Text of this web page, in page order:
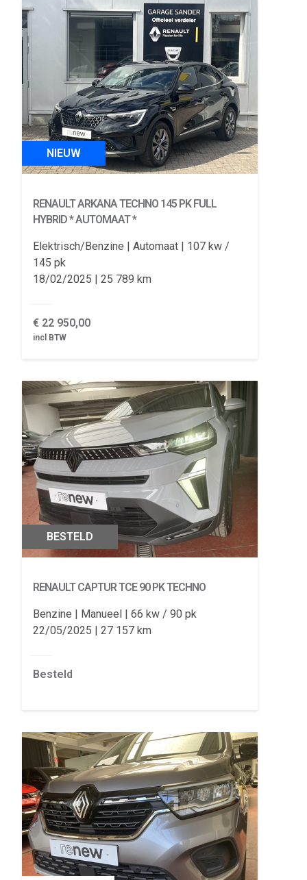
NIEUW
RENAULT ARKANATECHNO 145 PK FULL
HYBRID * AUTOMAAT *
Elektrisch/Benzine Automaat
107 kw /
145 pk
18/02/2025
25 789 km
€ 22 950,00
incl BTW
BESTELD
RENAULT CAPTURTCE 90 PK TECHNO
Benzine Manueel
66 kw / 90 pk
22/05/2025
27 157 km
Besteld